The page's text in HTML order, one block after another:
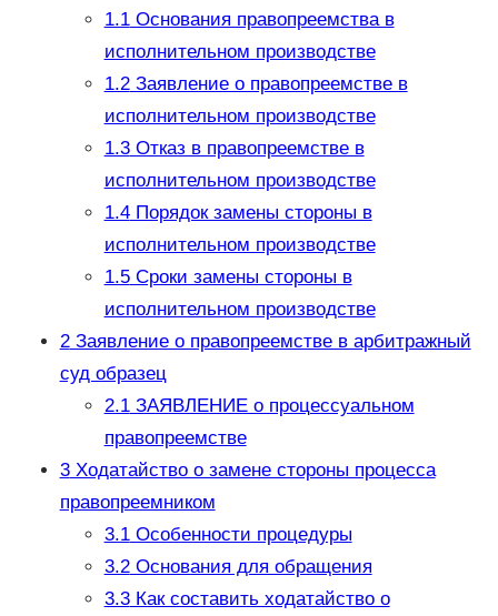
1.1Основания правопреемства в
исполнительном производстве
1.2Заявление о правопреемстве в
исполнительном производстве
1.3Отказ в правопреемстве в
исполнительном производстве
1.4Порядок замены стороны в
исполнительном производстве
1.5Сроки замены стороны в
исполнительном производстве
2Заявление о правопреемстве в арбитражный
суд образец
2.1ЗАЯВЛЕНИЕ о процессуальном
правопреемстве
3Ходатайство о замене стороны процесса
правопреемником
3.1Особенности процедуры
3.2Основания для обращения
3.3Как составить ходатайство о